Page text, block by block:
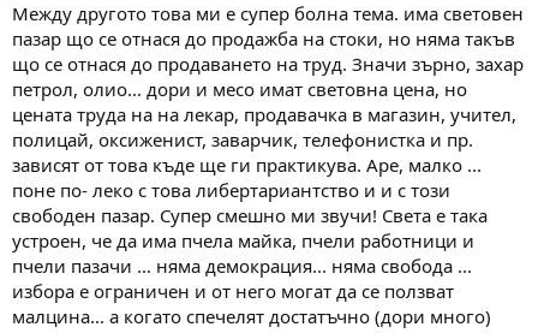
Между другото това ми е супер болна тема. има световен
пазар що се отнася до продажба на стоки, но няма такъв
що се отнася до продаването на труд. Значи зърно, захар
петрол, олио... дори и месо имат световна цена, но
цената труда на на лекар, продавачка в магазин, учител,
полицай, оксиженист, заварчик, телефонистка и пр.
зависят от това къде ще ги практикува. Аре, малко ...
поне по- леко с това либертариантство и и с този
свободен пазар. Супер смешно ми звучи! Света е така
устроен, че да има пчела майка, пчели работници и
пчели пазачи ... няма демокрация... няма свобода ...
избора е ограничен и от него могат да се ползват
малцина... а когато спечелят достатъчно (дори много)